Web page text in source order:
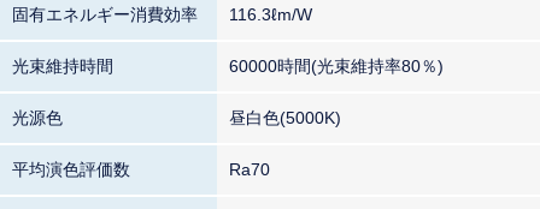
固有エネルギー消費効率 116.3ℓm/W
光束維持時間 60000時間(光束維持率80％)
光源色 昼白色(5000K)
平均演色評価数 Ra70